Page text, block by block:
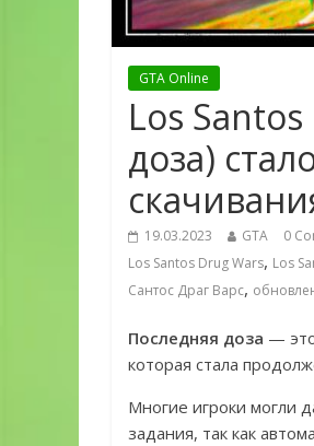
GTA Online
Los
доза)
19.03.2023 GTA 0
Los Santos Drug Wars, Los
Сантос Драг Варс,
Последняя доза —
которая стала
Многие игроки могли
задания, так как